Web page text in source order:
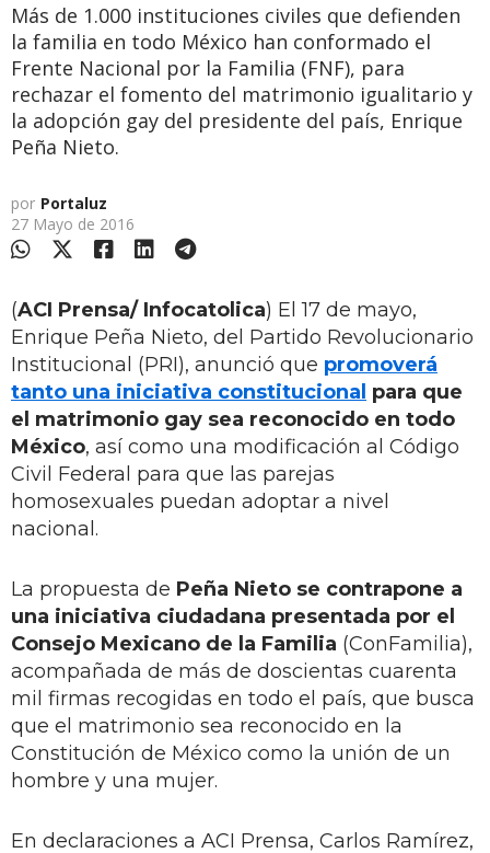
Más de 1.000 instituciones civiles que defienden
la familia en todo México han conformado el
Frente Nacional por la Familia (FNF), para
rechazar el fomento del matrimonio igualitario y
la adopción gay del presidente del país, Enrique
Peña Nieto.
por Portaluz
27 Mayo de 2016
(ACI Prensa/ Infocatolica) El 17 de mayo,
Enrique Peña Nieto, del Partido Revolucionario
Institucional (PRI), anunció que promoverá
tanto una iniciativa constitucional para que
el matrimonio gay sea reconocido en todo
México, así como una modificación al Código
Civil Federal para que las parejas
homosexuales puedan adoptar a nivel
nacional.
La propuesta de Peña Nieto se contrapone a
una iniciativa ciudadana presentada por el
Consejo Mexicano de la Familia (ConFamilia),
acompañada de más de doscientas cuarenta
mil firmas recogidas en todo el país, que busca
que el matrimonio sea reconocido en la
Constitución de México como la unión de un
hombre y una mujer.
En declaraciones a ACI Prensa, Carlos Ramírez,